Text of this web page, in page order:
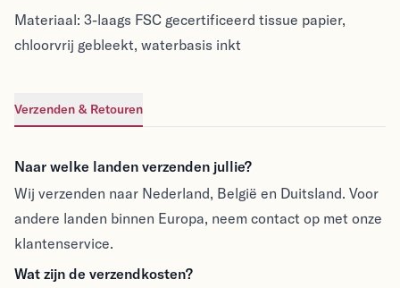
Materiaal: 3-laags FSC gecertificeerd tissue papier,
chloorvrij gebleekt, waterbasis inkt
Verzenden & Retouren
Verzenden & Retouren
Naar welke landen verzenden jullie?
Wij verzenden naar Nederland, België en Duitsland. Voor
andere landen binnen Europa, neem contact op met onze
klantenservice.
Wat zijn de verzendkosten?